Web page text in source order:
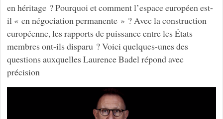
en héritage ? Pourquoi et comment l’espace européen est-
il « en négociation permanente » ? Avec la construction
européenne, les rapports de puissance entre les États
membres ont-ils disparu ? Voici quelques-unes des
questions auxquelles Laurence Badel répond avec
précision